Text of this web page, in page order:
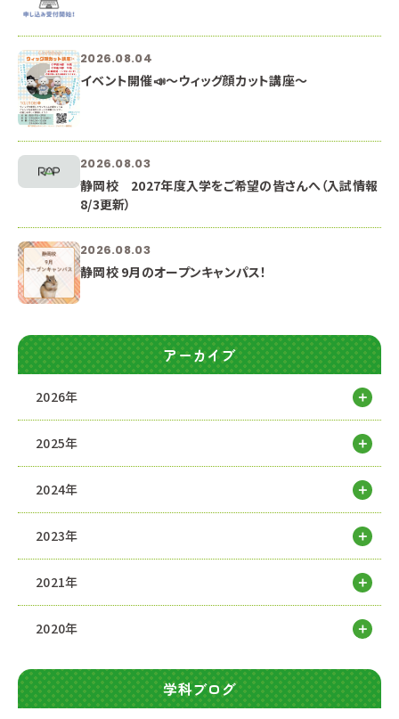
2026.08.04
イベント開催📣～ウィッグ顔カット講座～
2026.08.03
静岡校 2027年度入学をご希望の皆さんへ（入試情報
8/3更新）
2026.08.03
静岡校 9月のオープンキャンパス！
アーカイブ
2026年
2025年
2024年
2023年
2021年
2020年
学科ブログ